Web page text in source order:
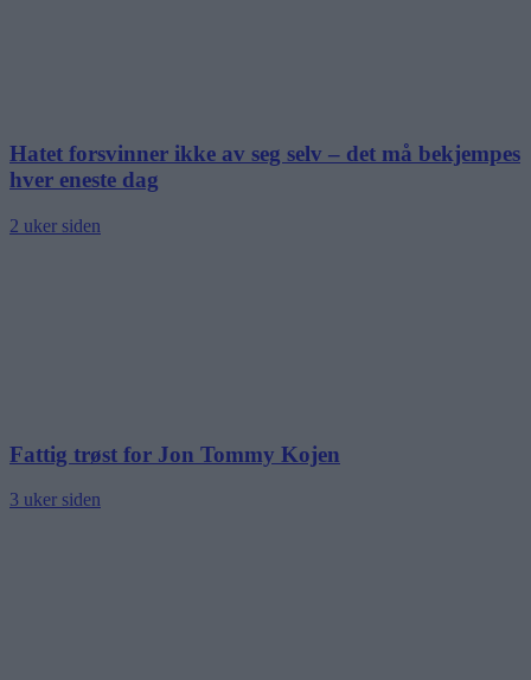
Hatet forsvinner ikke av seg selv – det må bekjempes
hver eneste dag
2 uker siden
Fattig trøst for Jon Tommy Kojen
3 uker siden